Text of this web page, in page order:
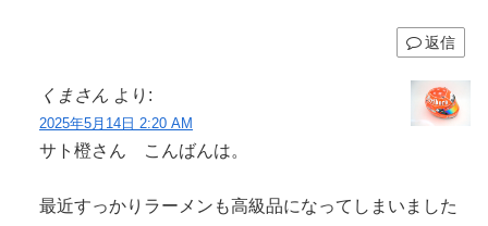
返信
くまさん より:
2025年5月14日 2:20 AM
サト橙さん こんばんは。
最近すっかりラーメンも高級品になってしまいました